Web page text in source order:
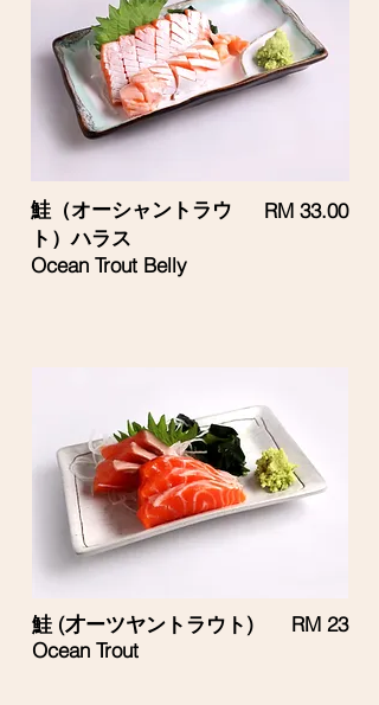
鮭（オーシャントラウ
ト）ハラス
RM 33.00
Ocean Trout Belly
鮭 (才ーツヤントラウト)
RM 23
Ocean Trout